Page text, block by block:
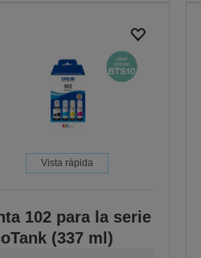
Vista rápida
102 para la serie
(337 ml)